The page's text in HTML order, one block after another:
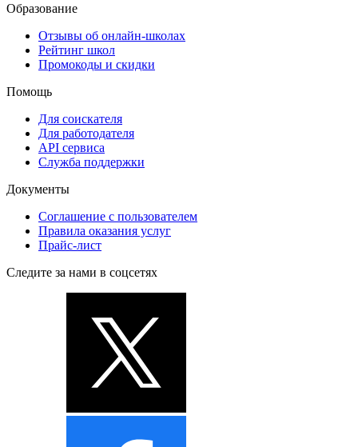
Образование
Отзывы об онлайн-школах
Рейтинг школ
Промокоды и скидки
Помощь
Для соискателя
Для работодателя
API сервиса
Служба поддержки
Документы
Соглашение с пользователем
Правила оказания услуг
Прайс-лист
Следите за нами в соцсетях